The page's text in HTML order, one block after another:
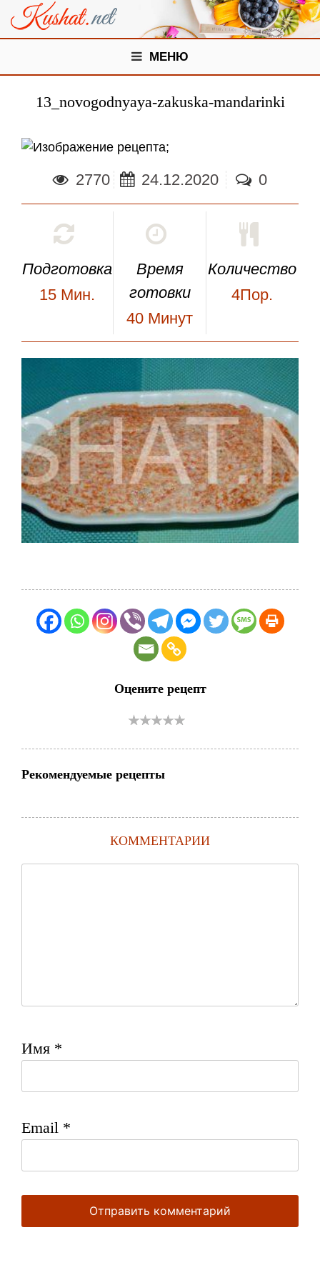
МЕНЮ
13_novogodnyaya-zakuska-mandarinki
;
2770 24.12.2020 0
Подготовка
15 Мин.
Время
готовки
40 Минут
Количество
4Пор.
Оцените рецепт
Рекомендуемые рецепты
КОММЕНТАРИИ
Имя *
Email *